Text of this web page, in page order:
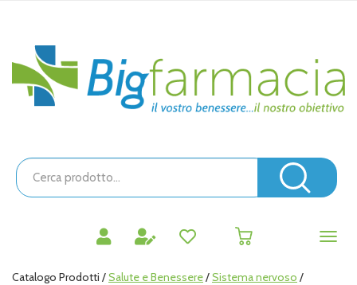
principaleBigfarmacia
Cerca
Prodotto
Catalogo Prodotti /Salute e Benessere/Sistema nervoso /